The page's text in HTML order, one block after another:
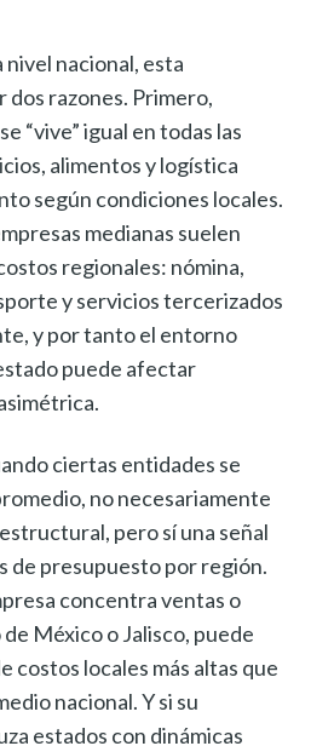
nivel nacional, esta
razones. Primero,
“vive” igual en todas las
alimentos y logística
según condiciones locales.
medianas suelen
regionales: nómina,
y servicios tercerizados
y por tanto el entorno
puede afectar
ciertas entidades se
no necesariamente
pero sí una señal
de presupuesto por región.
concentra ventas o
México o Jalisco, puede
costos locales más altas que
nacional. Y si su
estados con dinámicas